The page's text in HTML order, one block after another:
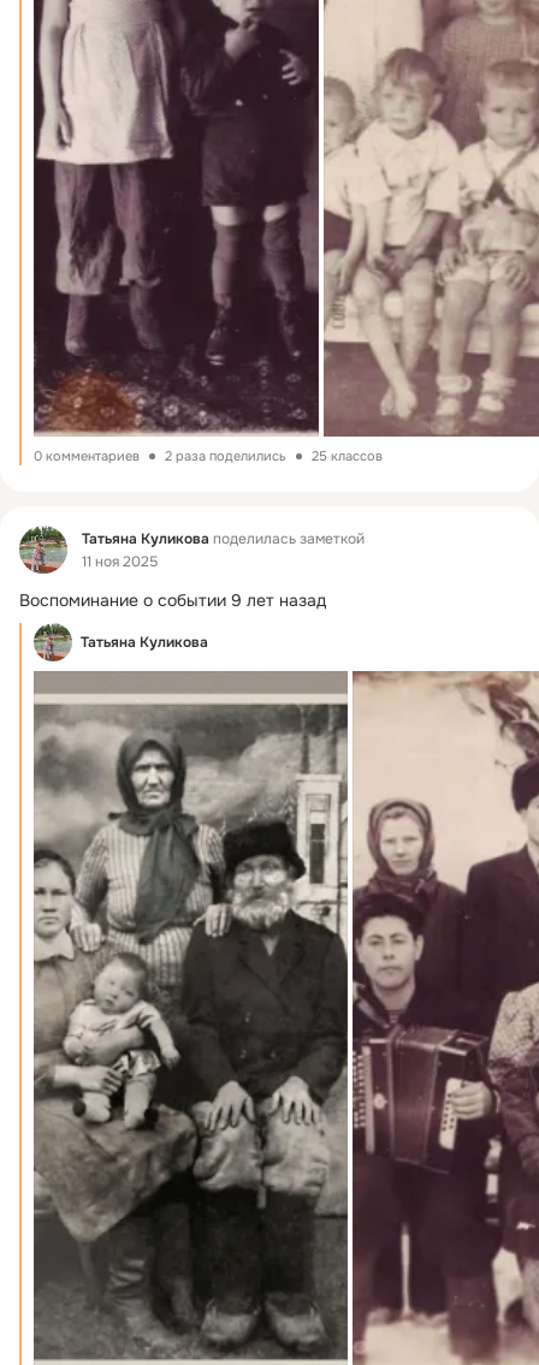
0 комментариев 2 раза поделились 25 классов
Фид Татьяна Куликова поделилась заметкой
11 ноя 2025
Воспоминание о событии 9 лет назад
Татьяна Куликова